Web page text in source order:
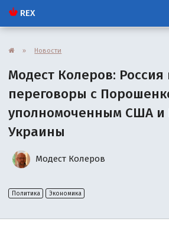
REX
» Новости
Модест Колеров: Россия
переговоры с
уполномоченным США и
Украины
Модест Колеров
Политика Экономика